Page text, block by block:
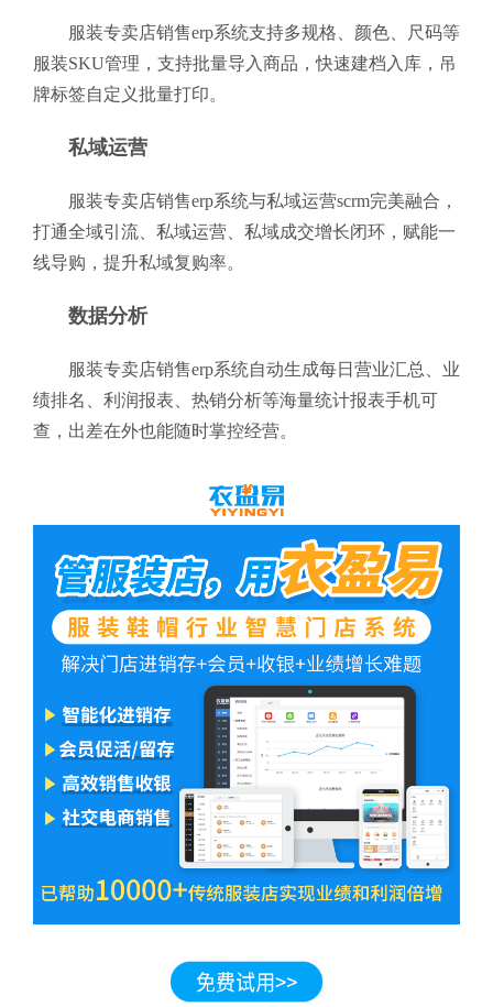
服装专卖店销售erp系统支持多规格、颜色、尺码等
服装SKU管理，支持批量导入商品，快速建档入库，吊
牌标签自定义批量打印。
私域运营
服装专卖店销售erp系统与私域运营scrm完美融合，
打通全域引流、私域运营、私域成交增长闭环，赋能一
线导购，提升私域复购率。
数据分析
服装专卖店销售erp系统自动生成每日营业汇总、业
绩排名、利润报表、热销分析等海量统计报表手机可
查，出差在外也能随时掌控经营。